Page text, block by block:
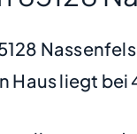
Haus liegt